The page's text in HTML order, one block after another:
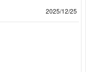
2025/12/25